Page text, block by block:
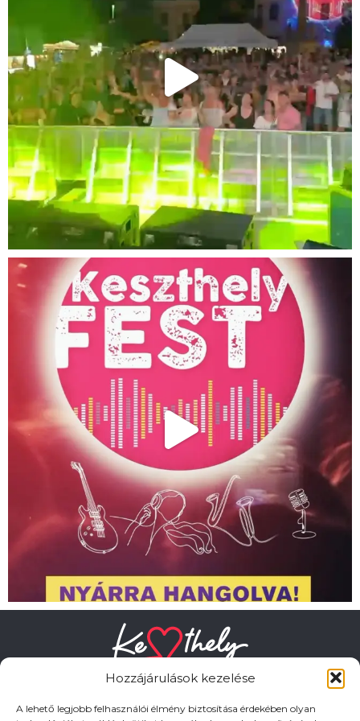
Hozzájárulások kezelése
A lehető legjobb felhasználói élmény biztosítása érdekében olyan